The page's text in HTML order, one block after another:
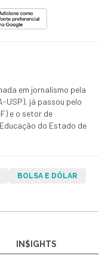
em jornalismo pela
USP), já passou pelo
e o setor de
do Estado de
BOLSA E DÓLAR
IN$IGHTS